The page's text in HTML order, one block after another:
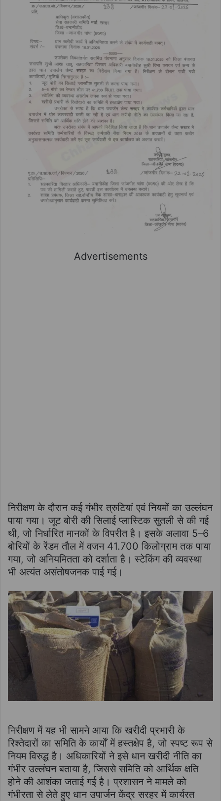
Advertisements
निरीक्षण के दौरान कई गंभीर त्रुटियां एवं नियमों का उल्लंघन
पाया गया। जूट बोरी की सिलाई प्लास्टिक सुतली से की गई
थी, जो निर्धारित मानकों के विपरीत है। इसके अलावा 5–6
बोरियों के रेंडम तौल में वजन 41.700 किलोग्राम तक पाया
गया, जो अनियमितता को दर्शाता है। स्टेकिंग की व्यवस्था
भी अत्यंत असंतोषजनक पाई गई।
निरीक्षण में यह भी सामने आया कि खरीदी प्रभारी के
रिश्तेदारों का समिति के कार्यों में हस्तक्षेप है, जो स्पष्ट रूप से
नियम विरुद्ध है। अधिकारियों ने इसे धान खरीदी नीति का
गंभीर उल्लंघन बताया है, जिससे समिति को आर्थिक क्षति
होने की आशंका जताई गई है। प्रशासन ने मामले को
गंभीरता से लेते हुए धान उपार्जन केंद्र सरहर में कार्यरत